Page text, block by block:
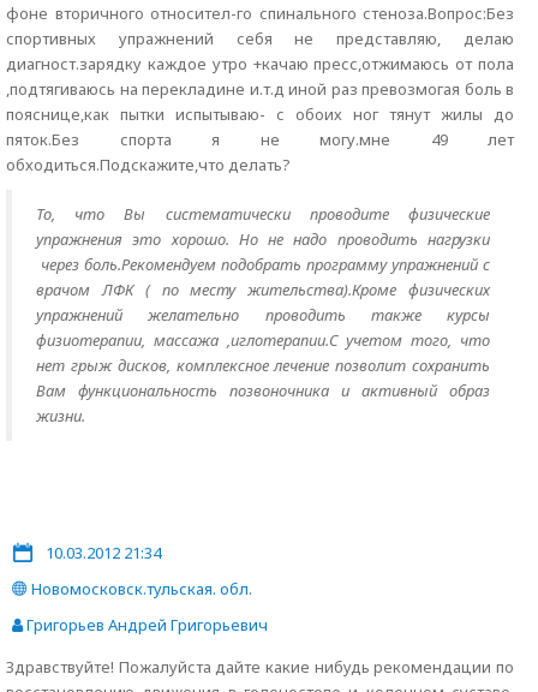
фоне вторичного относител-го спинального стеноза.Вопрос:Без
спортивных упражнений себя не представляю, делаю
диагност.зарядку каждое утро +качаю пресс,отжимаюсь от пола
,подтягиваюсь на перекладине и.т.д иной раз превозмогая боль в
пояснице,как пытки испытываю- с обоих ног тянут жилы до
пяток.Без спорта я не могу.мне 49 лет
обходиться.Подскажите,что делать?
То, что Вы систематически проводите физические
упражнения это хорошо. Но не надо проводить нагрузки
через боль.Рекомендуем подобрать программу упражнений с
врачом ЛФК ( по месту жительства).Кроме физических
упражнений желательно проводить также курсы
физиотерапии, массажа ,иглотерапии.С учетом того, что
нет грыж дисков, комплексное лечение позволит сохранить
Вам функциональность позвоночника и активный образ
жизни.
10.03.2012 21:34
Новомосковск.тульская. обл.
Григорьев Андрей Григорьевич
Здравствуйте! Пожалуйста дайте какие нибудь рекомендации по